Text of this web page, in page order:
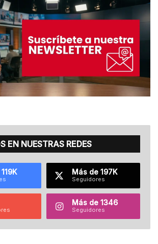
EN NUESTRAS REDES
Más de 197K
Seguidores
Más de 1346
Seguidores